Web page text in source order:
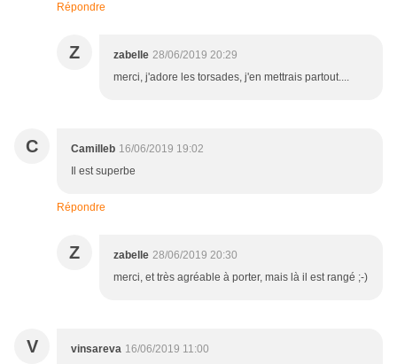
Répondre
Z zabelle 28/06/2019 20:29
merci, j'adore les torsades, j'en mettrais partout....
C Camilleb 16/06/2019 19:02
Il est superbe
Répondre
Z zabelle 28/06/2019 20:30
merci, et très agréable à porter, mais là il est rangé ;-)
V vinsareva 16/06/2019 11:00